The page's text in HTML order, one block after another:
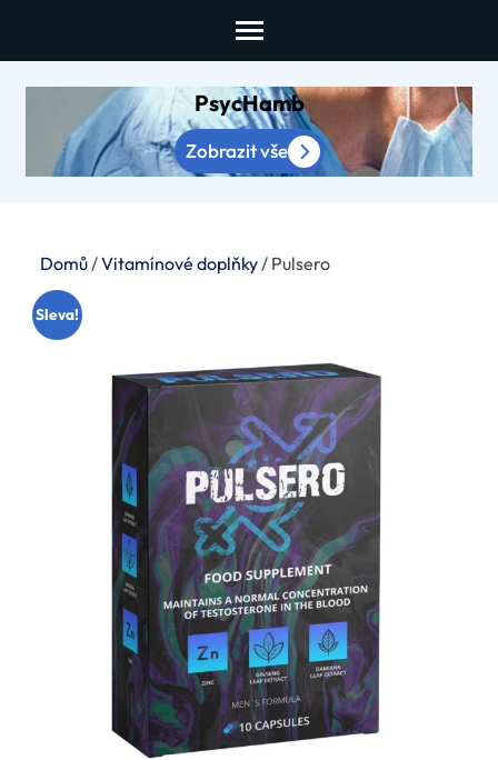
content
PsycHamb
Zobrazit vše
Domů/Vitamínové doplňky/ Pulsero
Sleva!